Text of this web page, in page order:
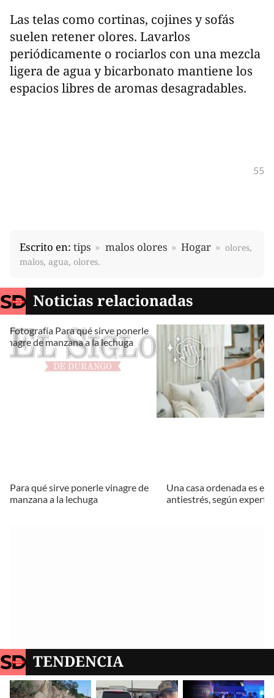
Las telas como cortinas, cojines y sofás
suelen retener olores. Lavarlos
periódicamente o rociarlos con una mezcla
ligera de agua y bicarbonato mantiene los
espacios libres de aromas desagradables.
55
Escrito en: tips malos olores Hogar
olores,
malos, agua, olores.
Noticias relacionadas
Para qué sirve ponerle vinagre de
manzana a la lechuga
Una casa ordenada es el
antiestrés, según
TENDENCIA